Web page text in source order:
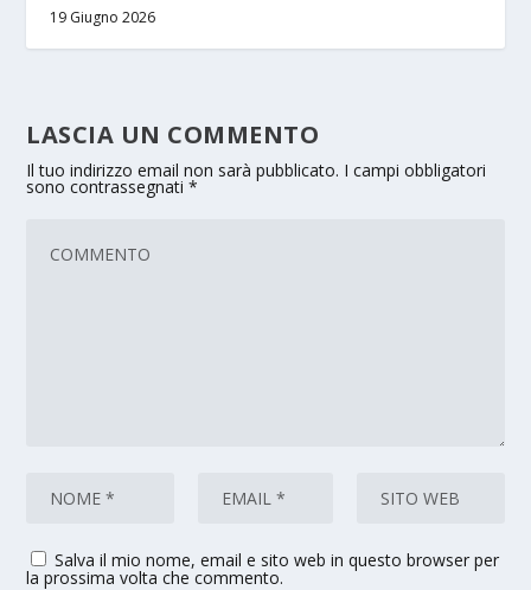
19 Giugno 2026
LASCIA UN COMMENTO
Il tuo indirizzo email non sarà pubblicato. I campi obbligatori
sono contrassegnati*
Salva il mio nome, email e sito web in questo browser per
la prossima volta che commento.